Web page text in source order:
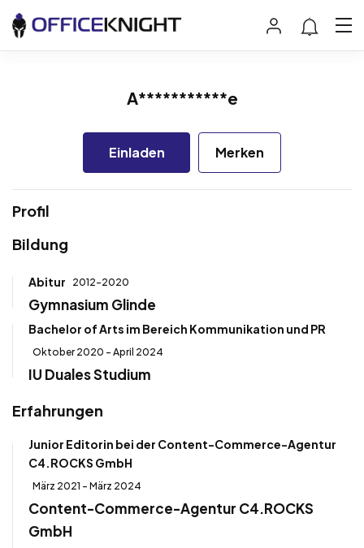
A***********e
Einladen Merken
Profil
Bildung
Abitur 2012-2020
Gymnasium Glinde
Bachelor of Arts im Bereich Kommunikation und PR
Oktober 2020 - April 2024
IU Duales Studium
Erfahrungen
Junior Editorin bei der Content-Commerce-Agentur
C4.ROCKS GmbH
März 2021 - März 2024
Content-Commerce-Agentur C4.ROCKS
GmbH